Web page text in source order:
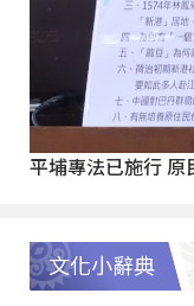
平埔專法已施行
文化小辭典